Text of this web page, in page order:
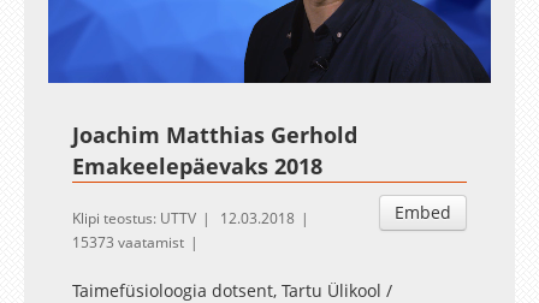
50.10%
EsituskiirusedSubtitles
Joachim Matthias Gerhold
Emakeelepäevaks 2018
Embed
Klipi teostus: UTTV
12.03.2018
15373 vaatamist
Taimefüsioloogia dotsent, Tartu Ülikool /